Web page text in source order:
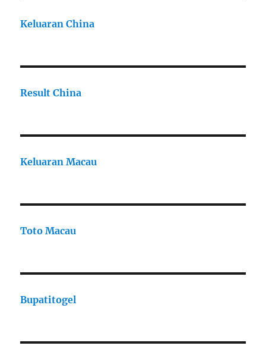
Keluaran China
Result China
Keluaran Macau
Toto Macau
Bupatitogel